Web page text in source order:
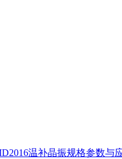
温补晶振规格参数与